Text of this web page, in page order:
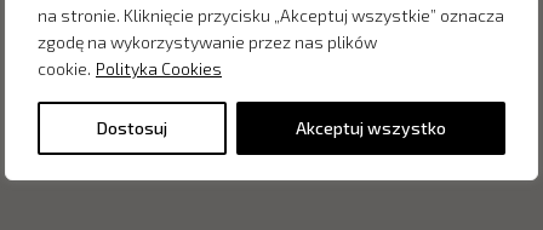
na stronie. Kliknięcie przycisku „Akceptuj wszystkie” oznacza
zgodę na wykorzystywanie przez nas plików
cookie. Polityka Cookies
Dostosuj Akceptuj wszystko